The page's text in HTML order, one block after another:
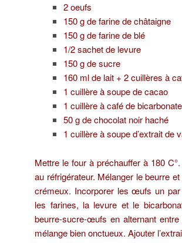
2 oeufs
150 g de farine de châtaigne
150 g de farine de blé
1/2 sachet de levure
150 g de sucre
160 ml de lait + 2 cuillères à
1 cuillère à soupe de cacao
1 cuillère à café de
50 g de chocolat noir haché
1 cuillère à soupe d’extrait de
Mettre le four à préchauffer à 180
au réfrigérateur. Mélanger le beurre
crémeux. Incorporer les œufs un
les farines, la levure et le
beurre-sucre-œufs en alternant
mélange bien onctueux. Ajouter